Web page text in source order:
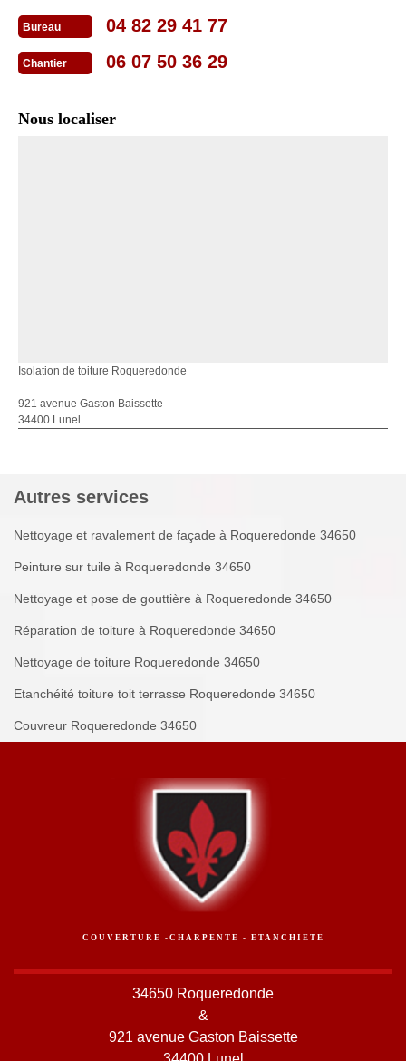
Bureau 04 82 29 41 77
Chantier 06 07 50 36 29
Nous localiser
Isolation de toiture Roqueredonde
921 avenue Gaston Baissette
34400 Lunel
Autres services
Nettoyage et ravalement de façade à Roqueredonde 34650
Peinture sur tuile à Roqueredonde 34650
Nettoyage et pose de gouttière à Roqueredonde 34650
Réparation de toiture à Roqueredonde 34650
Nettoyage de toiture Roqueredonde 34650
Etanchéité toiture toit terrasse Roqueredonde 34650
Couvreur Roqueredonde 34650
COUVERTURE -CHARPENTE - ETANCHIETE
34650 Roqueredonde
&
921 avenue Gaston Baissette